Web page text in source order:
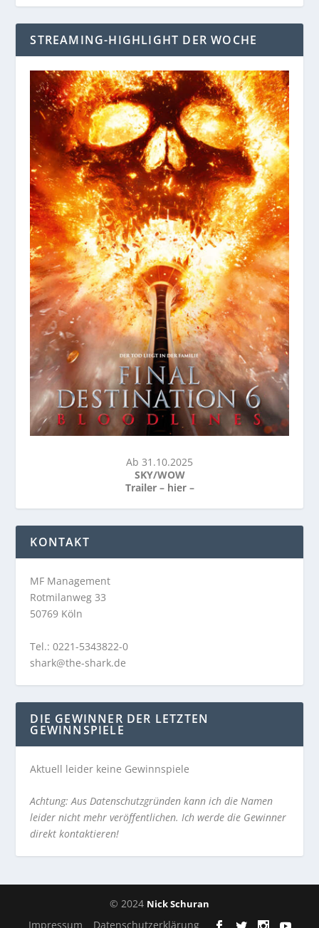
STREAMING-HIGHLIGHT DER WOCHE
Ab 31.10.2025
SKY/WOW
Trailer – hier –
KONTAKT
MF Management
Rotmilanweg 33
50769 Köln
Tel.: 0221-5343822-0
shark@the-shark.de
DIE GEWINNER DER LETZTEN
GEWINNSPIELE
Aktuell leider keine Gewinnspiele
Achtung: Aus Datenschutzgründen kann ich die Namen
leider nicht mehr veröffentlichen. Ich werde die Gewinner
direkt kontaktieren!
© 2024 Nick Schuran
Impressum Datenschutzerklärung